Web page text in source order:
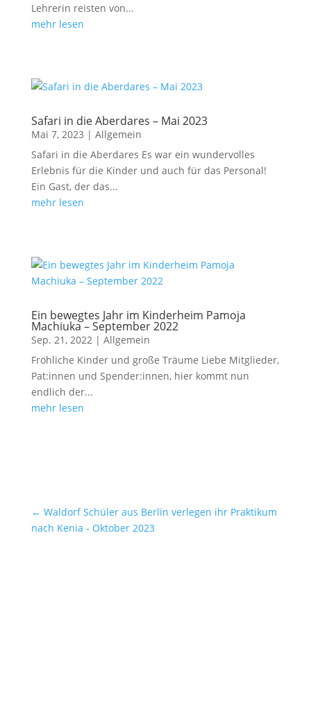
Lehrerin reisten von...
mehr lesen
Safari in die Aberdares – Mai 2023
Mai 7, 2023 | Allgemein
Safari in die Aberdares Es war ein wundervolles
Erlebnis für die Kinder und auch für das Personal!
Ein Gast, der das...
mehr lesen
Ein bewegtes Jahr im Kinderheim Pamoja
Machiuka – September 2022
Sep. 21, 2022| Allgemein
Fröhliche Kinder und große Träume Liebe Mitglieder,
Pat:innen und Spender:innen, hier kommt nun
endlich der...
mehr lesen
← Waldorf Schüler aus Berlin verlegen ihr Praktikum
nach Kenia - Oktober 2023